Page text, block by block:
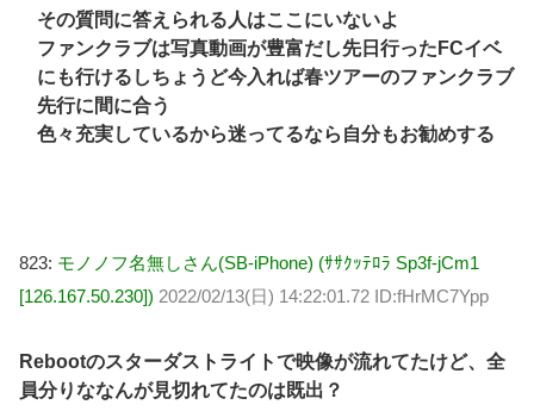
その質問に答えられる人はここにいないよ
ファンクラブは写真動画が豊富だし先日行ったFCイベ
にも行けるしちょうど今入れば春ツアーのファンクラブ
先行に間に合う
色々充実しているから迷ってるなら自分もお勧めする
823: モノノフ名無しさん(SB-iPhone) (ｻｻｸｯﾃﾛﾗ Sp3f-jCm1
[126.167.50.230]) 2022/02/13(日) 14:22:01.72 ID:fHrMC7Ypp
Rebootのスターダストライトで映像が流れてたけど、全
員分りななんが見切れてたのは既出？